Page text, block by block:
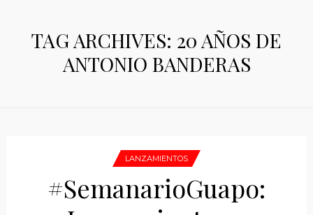
TAG ARCHIVES: 20 AÑOS DE
ANTONIO BANDERAS
LANZAMIENTOS
#SemanarioGuapo: